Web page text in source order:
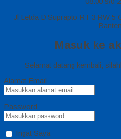
Jl Letda D Suprapto RT 3 RW 5
Banten
Masuk ke
Selamat datang kembali,
Alamat Email
Password
Ingat Saya